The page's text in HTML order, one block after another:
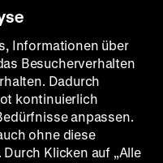
sie traten Völker in
ein umfassender
im Schlechten die
Historischen
für
zu Köln und
für Geschichte im
Konkretisierung
Informationen über
Besucherverhalten
Dadurch
kontinuierlich
anpassen.
ohne diese
Klicken auf „Alle